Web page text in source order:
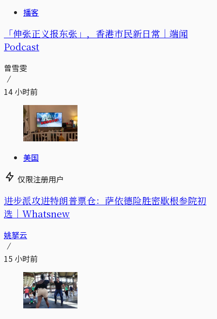
播客
「伸张正义报东张」，香港市民新日常｜端闻
Podcast
曾雪雯
14 小时前
美国
仅限注册用户
进步派攻进特朗普票仓：萨依德险胜密歇根参院初
选｜Whatsnew
姚拏云
15 小时前